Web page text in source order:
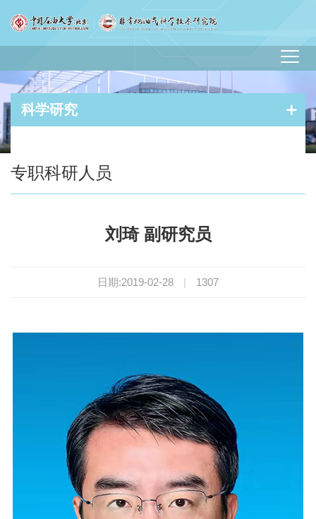
科学研究
您现在的位置：
专职科研人员
刘琦 副研究员
日期:2019-02-28 | 1307